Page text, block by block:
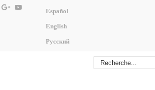
Español
English
Русский